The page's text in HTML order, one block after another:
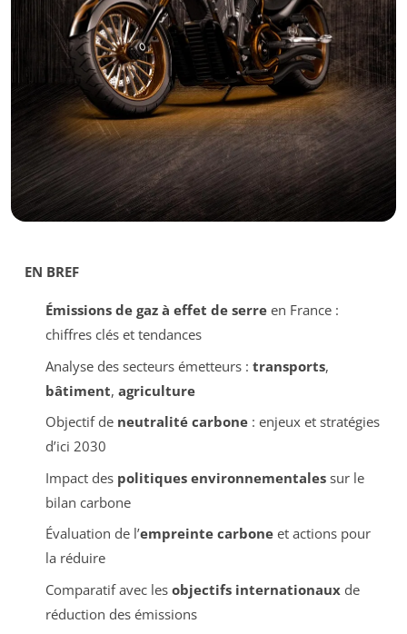
EN BREF
Émissions de gaz à effet de serreen France :
chiffres clés et tendances
Analyse des secteurs émetteurs : transports,
bâtiment, agriculture
Objectif de neutralité carbone: enjeux et stratégies
d’ici 2030
Impact des politiques environnementalessur le
bilan carbone
Évaluation de l’empreinte carboneet actions pour
la réduire
Comparatif avec les objectifs internationauxde
réduction des émissions